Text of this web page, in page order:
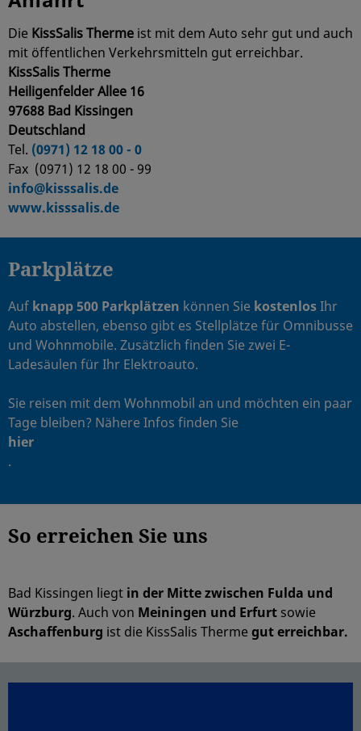
Die KissSalis Therme ist mit dem Auto sehr gut und auch
mit öffentlichen Verkehrsmitteln gut erreichbar.
KissSalis Therme
Heiligenfelder Allee 16
97688 Bad Kissingen
Deutschland
Tel. (0971) 12 18 00 - 0
Fax (0971) 12 18 00 - 99
info@kisssalis.de
www.kisssalis.de
Parkplätze
Auf knapp 500 Parkplätzen können Sie kostenlosIhr
Auto abstellen, ebenso gibt es Stellplätze für Omnibusse
und Wohnmobile. Zusätzlich finden Sie zwei E-
Ladesäulen für Ihr Elektroauto.
Sie reisen mit dem Wohnmobil an und möchten ein paar
Tage bleiben? Nähere Infos finden Sie
hier
.
So erreichen Sie uns
Bad Kissingen liegt in der Mitte zwischen Fulda und
Würzburg. Auch von Meiningen und Erfurt sowie
Aschaffenburg ist die KissSalis Thermegut erreichbar.